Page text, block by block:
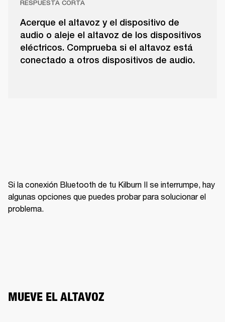
RESPUESTA CORTA
Acerque el altavoz y el dispositivo de
audio o aleje el altavoz de los dispositivos
eléctricos. Comprueba si el altavoz está
conectado a otros dispositivos de audio.
Si la conexión Bluetooth de tu Kilburn II se interrumpe, hay
algunas opciones que puedes probar para solucionar el
problema.
MUEVE EL ALTAVOZ